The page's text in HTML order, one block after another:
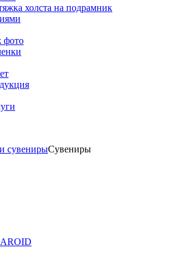
холста на подрамник
фото
сувенирыСувениры